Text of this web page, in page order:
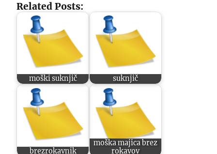
Related Posts:
moški suknjič suknjič
brezrokavnik
moška majica brez
rokavov